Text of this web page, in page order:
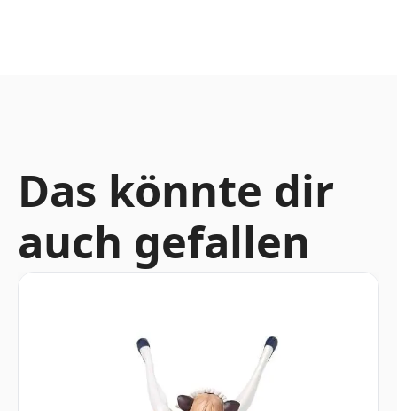
Das könnte dir
auch gefallen